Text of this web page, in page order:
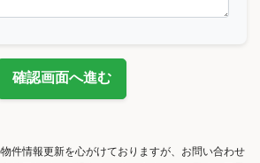
確認画面へ進む
件情報更新を心がけておりますが、お問い合わせ